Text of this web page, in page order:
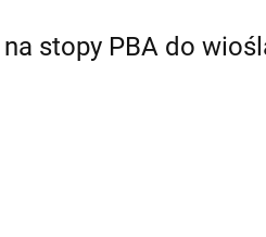
stopy PBA do